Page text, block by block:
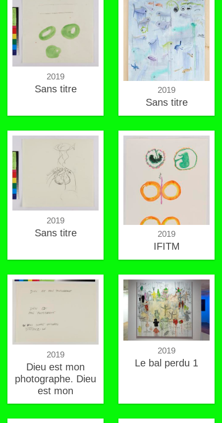
2019
Sans titre 2019
Sans titre
2019
Sans titre 2019
IFITM
2019
Dieu est mon
photographe. Dieu
est mon
photographe. On
2019
Le bal perdu 1